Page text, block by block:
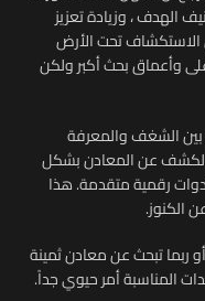
الهدف ، وزيادة تعزيز
الاستكشاف تحت الأرض
وأعماق بحث أكبر ولكن
بين الشغف والمعرفة
الكشف عن المعادن بشكل
رقمية متقدمة. هذا
الكنوز.
ربما تبحث عن معادن ثمينة
المناسبة أمر حيوي جداً.